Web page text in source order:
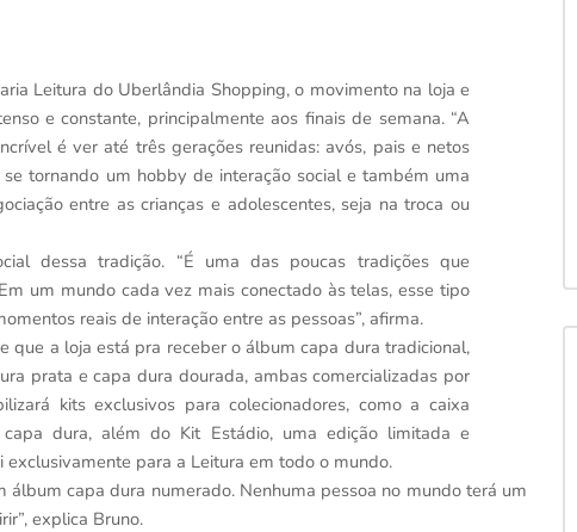
Leitura do Uberlândia Shopping, o movimento na loja e
e constante, principalmente aos finais de semana. “A
é ver até três gerações reunidas: avós, pais e netos
tornando um hobby de interação social e também uma
entre as crianças e adolescentes, seja na troca ou
dessa tradição. “É uma das poucas tradições que
um mundo cada vez mais conectado às telas, esse tipo
reais de interação entre as pessoas”, afirma.
que a loja está pra receber o álbum capa dura tradicional,
prata e capa dura dourada, ambas comercializadas por
kits exclusivos para colecionadores, como a caixa
dura, além do Kit Estádio, uma edição limitada e
para a Leitura em todo o mundo.
capa dura numerado. Nenhuma pessoa no mundo terá um
explica Bruno.